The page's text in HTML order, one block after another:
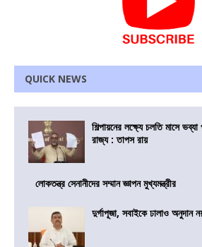
QUICK NEWS
শিল্পায়নের লক্ষ্যে চলতি মাসে
রাজ্য : তাপস রায়
লোকতন্ত্র সেনানীদের সম্মান জ্ঞাপন মুখ্যমন্ত্রীর
দুর্গাপূজা, সবাইকে ঢালাও অনুদান